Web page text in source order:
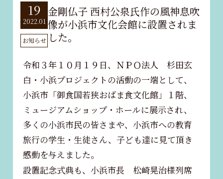
19
2022.01
お知らせ
金剛仏子 西村公泉氏作の風神息吹
像が小浜市文化会館に設置されま
した。
令和３年１０月１９日、ＮＰＯ法人 杉田玄
白・小浜プロジェクトの活動の一端として、
小浜市「御食国若狭おばま食文化館」１階、
ミュージアムショップ・ホールに展示され、
多くの小浜市民の皆さまや、小浜市への教育
旅行の学生・生徒さん、子ども達に見て頂き
感動を与えました。
設置記念式典も、小浜市長 松崎晃治様列席